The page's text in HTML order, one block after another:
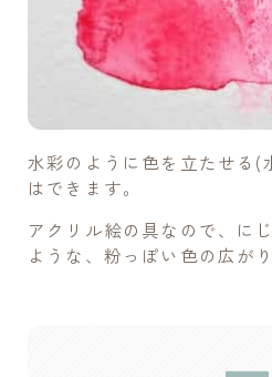
水彩のように色を立たせる(
はできます。
アクリル絵の具なので、に
ような、粉っぽい色の広が